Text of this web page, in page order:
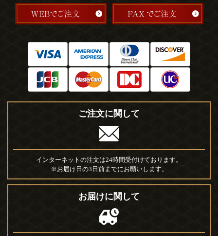
ご注文に関して
インターネットの注文は24時間受付けております。
※お届け日の3日前までにお願いします。
お届けに関して